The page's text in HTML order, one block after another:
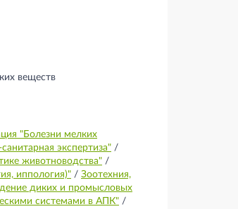
веществ
"Болезни мелких
экспертиза" /
животноводства" /
иппология)" / Зоотехния,
диких и промысловых
системами в АПК" /